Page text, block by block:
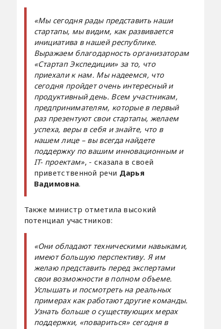
«Мы сегодня рады представить наши
стартапы, мы видим, как развивается
инициатива в нашей республике.
Выражаем благодарность организаторам
«Стартап Экспедиции» за то, что
приехали к нам. Мы надеемся, что
сегодня пройдет очень интересный и
продуктивный день. Всем участникам,
предпринимателям, которые в первый
раз презентуют свои стартапы, желаем
успеха, веры в себя и знайте, что в
нашем лице – вы всегда найдете
поддержку по вашим инновационным и
IT- проектам», - сказала в своей
приветственной речи Дарья
Вадимовна.
Также министр отметила высокий
потенциал участников:
«Они обладают техническими навыками,
имеют большую перспективу. Я им
желаю представить перед экспертами
свои возможности в полном объеме.
Услышать и посмотреть на реальных
примерах как работают другие команды.
Узнать больше о существующих мерах
поддержки, «повариться» сегодня в